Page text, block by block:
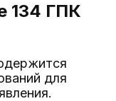
134 ГПК
для